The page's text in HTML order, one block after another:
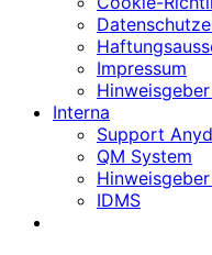
Impressum
Interna
Support
QM System
IDMS